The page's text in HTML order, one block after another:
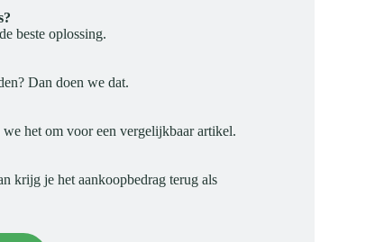
beste oplossing.
Dan doen we dat.
het om voor een vergelijkbaar artikel.
krijg je het aankoopbedrag terug als